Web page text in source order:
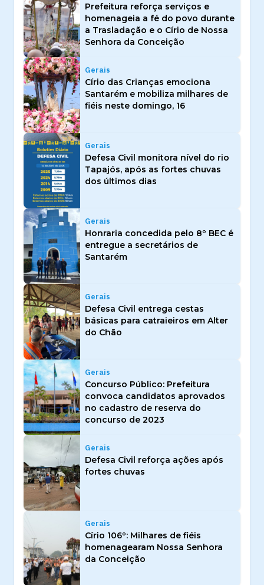
Prefeitura reforça serviços e
homenageia a fé do povo durante
a Trasladação e o Círio de Nossa
Senhora da Conceição
Gerais
Círio das Crianças emociona
Santarém e mobiliza milhares de
fiéis neste domingo, 16
Gerais
Defesa Civil monitora nível do rio
Tapajós, após as fortes chuvas
dos últimos dias
Gerais
Honraria concedida pelo 8º BEC é
entregue a secretários de
Santarém
Gerais
Defesa Civil entrega cestas
básicas para catraieiros em Alter
do Chão
Gerais
Concurso Público: Prefeitura
convoca candidatos aprovados
no cadastro de reserva do
concurso de 2023
Gerais
Defesa Civil reforça ações após
fortes chuvas
Gerais
Círio 106º: Milhares de fiéis
homenagearam Nossa Senhora
da Conceição